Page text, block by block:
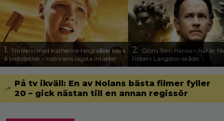
1. Thrillern med Katherine Heigl sålde bara
6 biobiljetter – historiens lägsta intäkter
2. Glöm Tom Hanks – här är
Robert Langdon-skådis
På tv ikväll: En av Nolans bästa filmer fyller
20 – gick nästan till en annan regissör